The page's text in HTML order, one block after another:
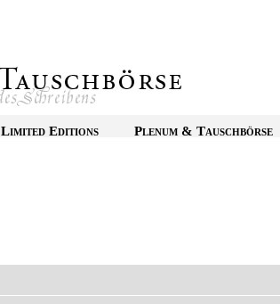
Limited Editions Plenum & Tauschbörse